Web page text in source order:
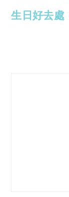
生日好去處